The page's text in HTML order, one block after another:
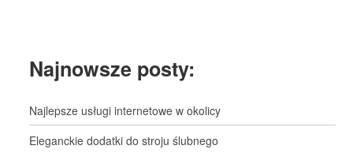
Najnowsze posty:
Najlepsze usługi internetowe w okolicy
Eleganckie dodatki do stroju ślubnego